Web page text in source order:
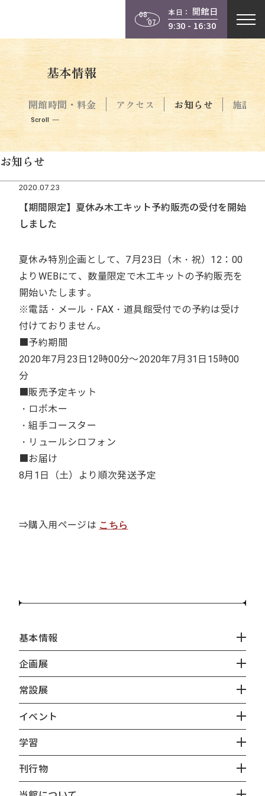
08
07
本日：
開館日
9:30 - 16:30
基本情報
開館時間・料金 アクセス お知らせ 施設案
Scroll
お知らせ
2020.07.23
【期間限定】夏休み木工キット予約販売の受付を開始
しました
夏休み特別企画として、7月23日（木・祝）12：00
よりWEBにて、数量限定で木工キットの予約販売を
開始いたします。
※電話・メール・FAX・道具館受付での予約は受け
付けておりません。
■予約期間
2020年7月23日12時00分～2020年7月31日15時00
分
■販売予定キット
・ロボ木ー
・組手コースター
・リュールシロフォン
■お届け
8月1日（土）より順次発送予定
⇒購入用ページは こちら
基本情報
企画展
常設展
イベント
学習
刊行物